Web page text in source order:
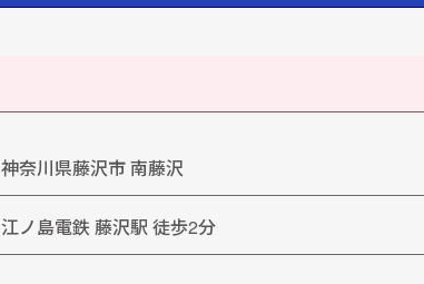
神奈川県藤沢市 南藤沢
江ノ島電鉄 藤沢駅 徒歩2分